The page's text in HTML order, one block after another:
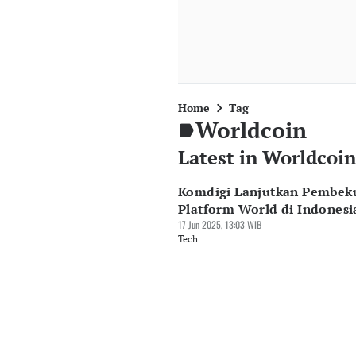
Home Tag
Worldcoin
Latest in Worldcoin
Komdigi Lanjutkan
Platform World di
17 Jun 2025, 13:03 WIB
Tech